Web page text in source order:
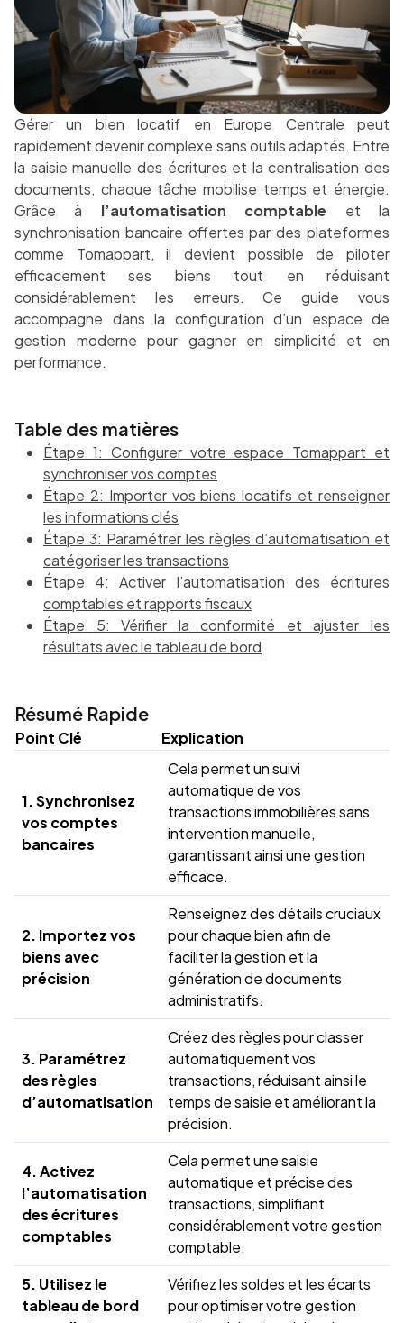
Gérer un bien locatif en Europe Centrale peut
rapidement devenir complexe sans outils adaptés. Entre
la saisie manuelle des écritures et la centralisation des
documents, chaque tâche mobilise temps et énergie.
Grâce à l’automatisation comptable et la
synchronisation bancaire offertes par des plateformes
comme Tomappart, il devient possible de piloter
efficacement ses biens tout en réduisant
considérablement les erreurs. Ce guide vous
accompagne dans la configuration d’un espace de
gestion moderne pour gagner en simplicité et en
performance.
Table des matières
Étape 1: Configurer votre espace Tomappart et
synchroniser vos comptes
Étape 2: Importer vos biens locatifs et renseigner
les informations clés
Étape 3: Paramétrer les règles d’automatisation et
catégoriser les transactions
Étape 4: Activer l’automatisation des écritures
comptables et rapports fiscaux
Étape 5: Vérifier la conformité et ajuster les
résultats avec le tableau de bord
Résumé Rapide
Point Clé Explication
1. Synchronisez
vos comptes
bancaires
Cela permet un suivi
automatique de vos
transactions immobilières sans
intervention manuelle,
garantissant ainsi une gestion
efficace.
2. Importez vos
biens avec
précision
Renseignez des détails cruciaux
pour chaque bien afin de
faciliter la gestion et la
génération de documents
administratifs.
3. Paramétrez
des règles
d’automatisation
Créez des règles pour classer
automatiquement vos
transactions, réduisant ainsi le
temps de saisie et améliorant la
précision.
4. Activez
l’automatisation
des écritures
comptables
Cela permet une saisie
automatique et précise des
transactions, simplifiant
considérablement votre gestion
comptable.
5. Utilisez le
tableau de bord
Vérifiez les soldes et les écarts
pour optimiser votre gestion